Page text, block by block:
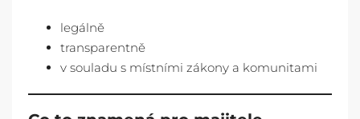
legálně
transparentně
v souladu s místními zákony a komunitami